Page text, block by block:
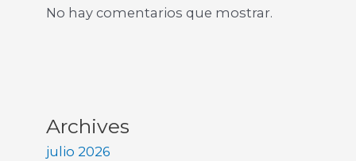
No hay comentarios que mostrar.
Archives
julio 2026